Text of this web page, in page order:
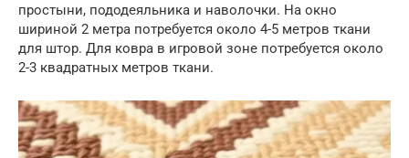
простыни, пододеяльника и наволочки. На окно
шириной 2 метра потребуется около 4-5 метров ткани
для штор. Для ковра в игровой зоне потребуется около
2-3 квадратных метров ткани.